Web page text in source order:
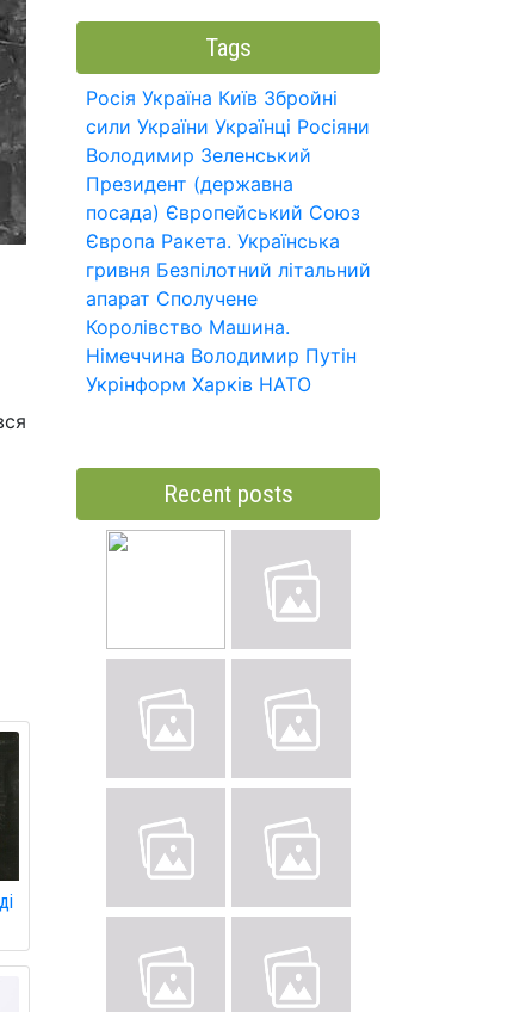
Tags
Росія Україна Київ Збройні
сили України Українці Росіяни
Володимир Зеленський
Президент (державна
посада) Європейський Союз
Європа Ракета. Українська
гривня Безпілотний літальний
апарат Сполучене
Королівство Машина.
Німеччина Володимир Путін
Укрінформ Харків НАТО
Recent posts